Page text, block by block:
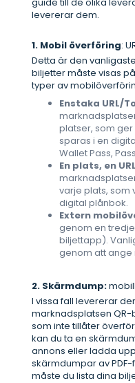
levererar dem.
1. Mobil överföring:
Detta är den
biljetter måste visas
typer av
Enstaka URL/
platser, som ger
sparas i en
Wallet Pass,
En plats, en URL
varje plats, som
digital plånbok.
Extern
genom en
biljettapp).
genom att
2. Skärmdump:
I vissa fall levererar
marknadsplatsen
som inte tillåter
kan du ta en
annons eller ladda
skärmdumpar av
måste du lista dina